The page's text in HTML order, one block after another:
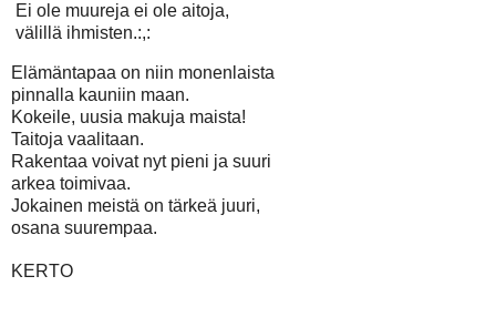
Ei ole muureja ei ole aitoja,
välillä ihmisten.:,:
Elämäntapaa on niin monenlaista
pinnalla kauniin maan.
Kokeile, uusia makuja maista!
Taitoja vaalitaan.
Rakentaa voivat nyt pieni ja suuri
arkea toimivaa.
Jokainen meistä on tärkeä juuri,
osana suurempaa.
KERTO